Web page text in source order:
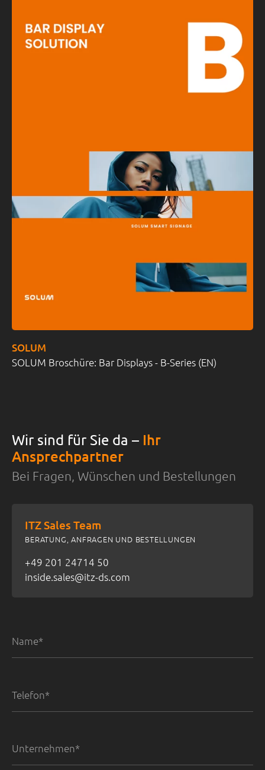
SOLUM Broschüre: Bar Displays - B-Series (EN)
SOLUM
Wir sind für Sie da – Ihr
Ansprechpartner
Bei Fragen, Wünschen und Bestellungen
ITZ Sales Team
BERATUNG, ANFRAGEN UND BESTELLUNGEN
+49 201 24714 50
inside.sales@itz-ds.com
Name*
Telefon*
Unternehmen*